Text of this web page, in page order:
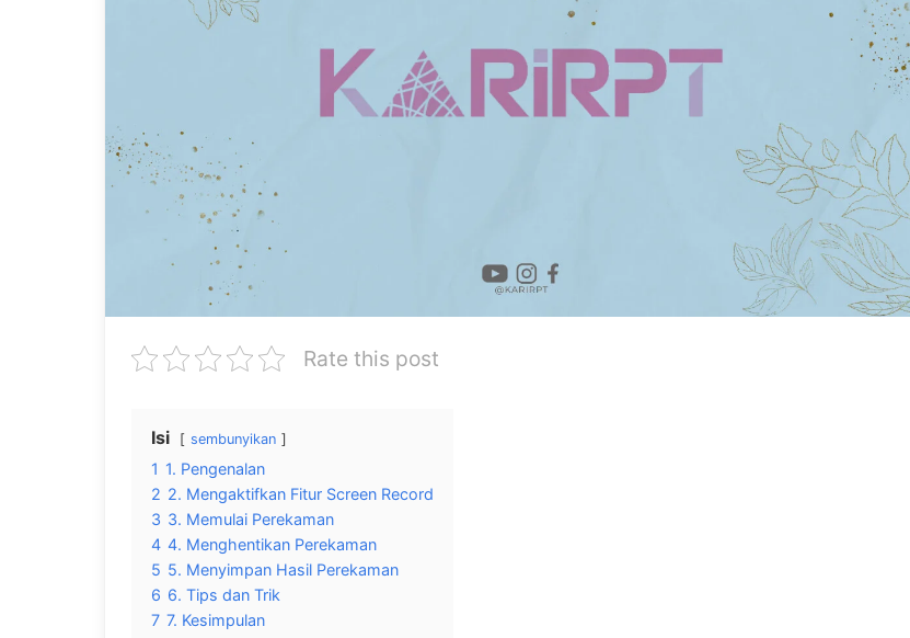
Rate this post
Isi sembunyikan
1 1. Pengenalan
2 2. Mengaktifkan Fitur Screen Record
3 3. Memulai Perekaman
4 4. Menghentikan Perekaman
5 5. Menyimpan Hasil Perekaman
6 6. Tips dan Trik
7 7. Kesimpulan